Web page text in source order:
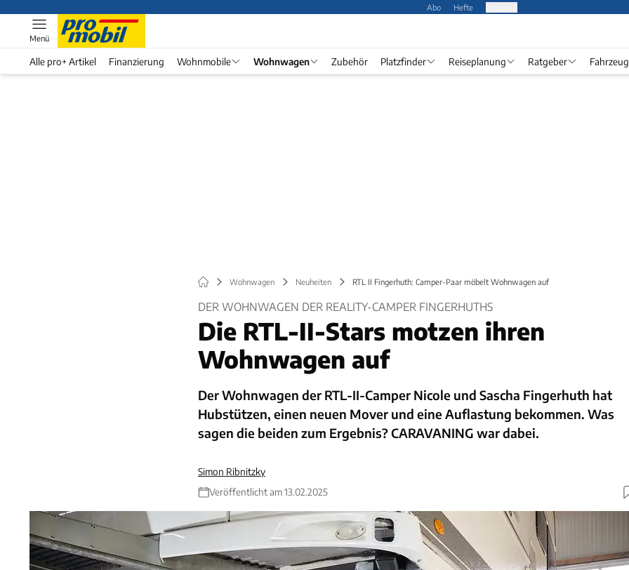
Abo Hefte
Menü
Alle pro+ Artikel Finanzierung Wohnmobile Wohnwagen Zubehör Platzfinder Reiseplanung Ratgeber
Wohnwagen Neuheiten RTL II Fingerhuth: Camper-Paar möbelt Wohnwagen auf
DER WOHNWAGEN DER REALITY-CAMPER FINGERHUTHS
Die RTL-II-Stars motzen ihren
Wohnwagen auf
Der Wohnwagen der RTL-II-Camper Nicole und Sascha Fingerhuth hat
Hubstützen, einen neuen Mover und eine Auflastung bekommen. Was
sagen die beiden zum Ergebnis? CARAVANING war dabei.
Simon Ribnitzky
Veröffentlicht am 13.02.2025